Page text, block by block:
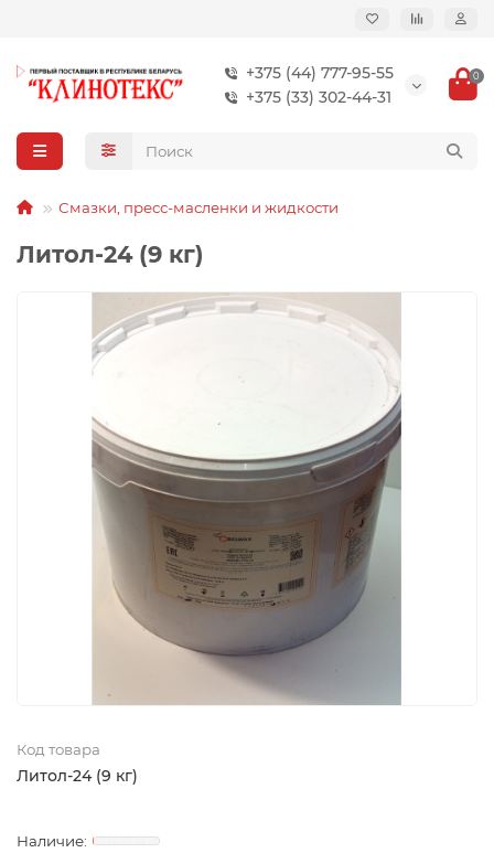
+375 (44) 777-95-55
+375 (33) 302-44-31
0
Смазки, пресс-масленки и жидкости
Литол-24 (9 кг)
Код товара
Литол-24 (9 кг)